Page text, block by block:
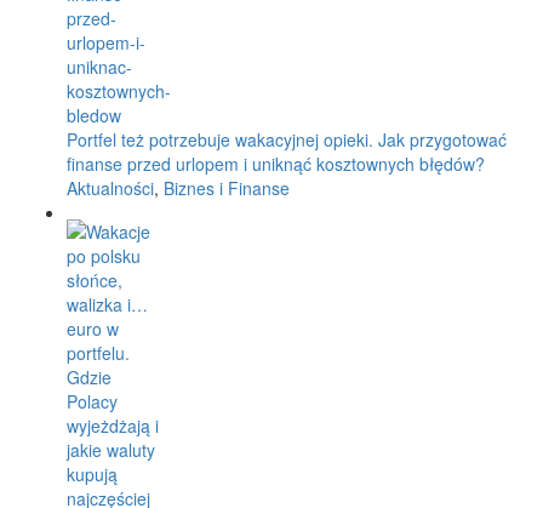
Portfel też potrzebuje wakacyjnej opieki. Jak przygotować
finanse przed urlopem i uniknąć kosztownych błędów?
Aktualności, Biznes i Finanse